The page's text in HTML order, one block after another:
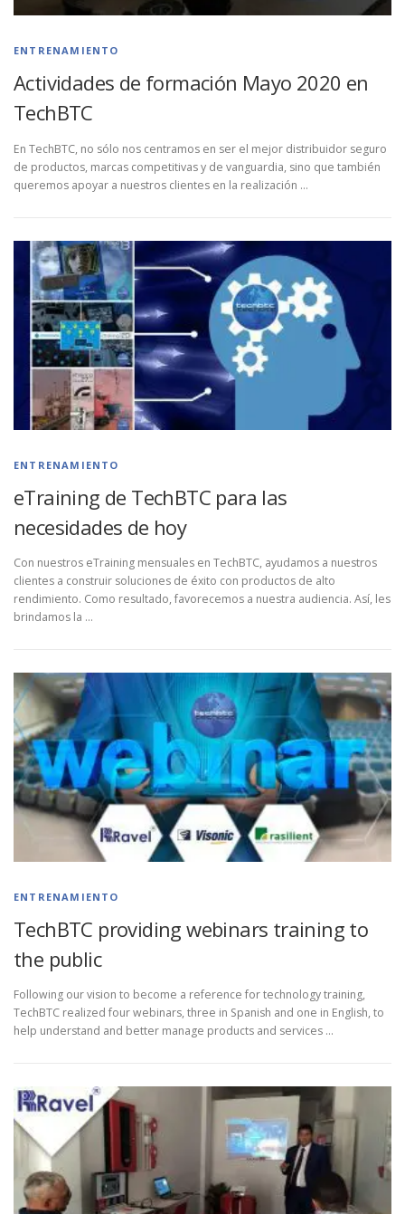
ENTRENAMIENTO
Actividades de formación Mayo 2020 en
TechBTC
En TechBTC, no sólo nos centramos en ser el mejor distribuidor seguro
de productos, marcas competitivas y de vanguardia, sino que también
queremos apoyar a nuestros clientes en la realización …
ENTRENAMIENTO
eTraining de TechBTC para las
necesidades de hoy
Con nuestros eTraining mensuales en TechBTC, ayudamos a nuestros
clientes a construir soluciones de éxito con productos de alto
rendimiento. Como resultado, favorecemos a nuestra audiencia. Así, les
brindamos la …
ENTRENAMIENTO
TechBTC providing webinars training to
the public
Following our vision to become a reference for technology training,
TechBTC realized four webinars, three in Spanish and one in English, to
help understand and better manage products and services …